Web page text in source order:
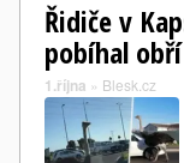
Řidiče v
pobíhal
1.října » Blesk.cz